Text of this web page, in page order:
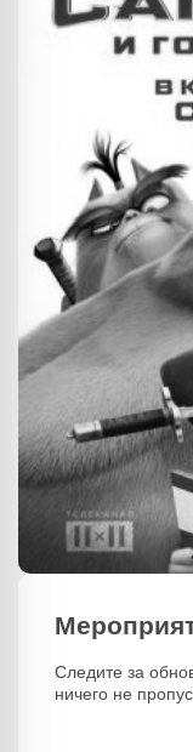
Следите за
ничего не